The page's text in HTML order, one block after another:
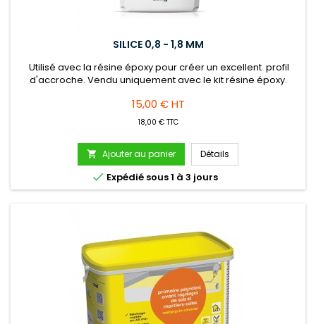
SILICE 0,8 - 1,8 MM
Utilisé avec la résine époxy pour créer un excellent profil
d'accroche. Vendu uniquement avec le kit résine époxy.
15,00 € HT
18,00 € TTC
 Ajouter au panier Détails
 Expédié sous 1 à 3 jours